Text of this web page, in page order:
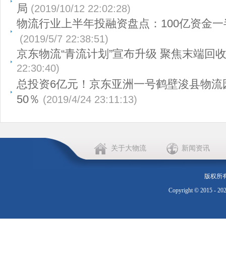
局 (2019/10/12 22:02:28)
物流行业上半年投融资盘点：100亿资金
(2019/5/7 22:38:51)
京东物流“青流计划”宣布升级 聚焦末端回
22:30:40)
总投资6亿元！京东亚洲一号鹤壁浚县物
50％ (2019/4/24 23:11:13)
关于大物流 新闻资讯
版权所
Copyright © 2015 -